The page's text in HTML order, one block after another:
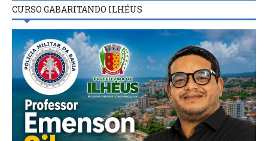
CURSO GABARITANDO ILHÉUS